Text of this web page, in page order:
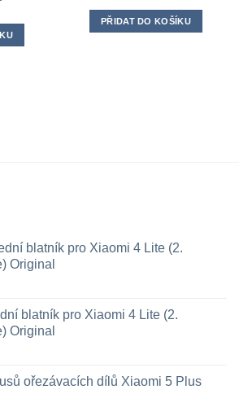
PŘIDAT DO KOŠÍKU
blatník pro Xiaomi 4 Lite (2.
Original
blatník pro Xiaomi 4 Lite (2.
Original
ořezávacích dílů Xiaomi 5 Plus